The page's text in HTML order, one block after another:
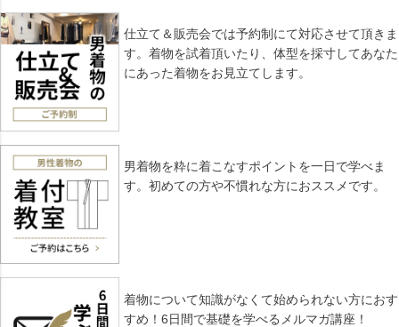
仕立て＆販売会では予約制にて対応させて頂きま
す。着物を試着頂いたり、体型を採寸してあなた
にあった着物をお見立てします。
男着物を粋に着こなすポイントを一日で学べま
す。初めての方や不慣れな方におススメです。
着物について知識がなくて始められない方におす
すめ！6日間で基礎を学べるメルマガ講座！